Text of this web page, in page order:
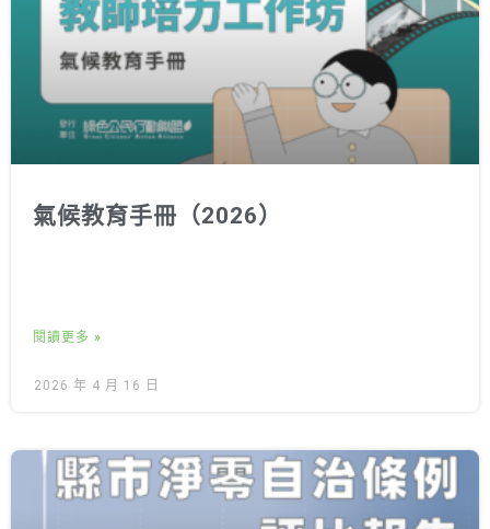
氣候教育手冊（2026）
閱讀更多 »
2026 年 4 月 16 日